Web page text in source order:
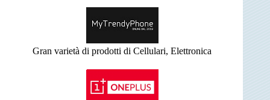
Gran varietà di prodotti di Cellulari, Elettronica